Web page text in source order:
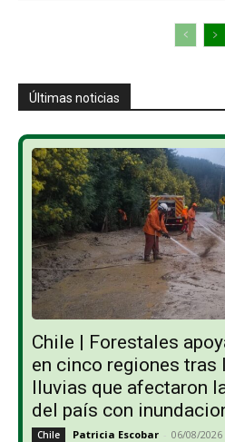
Últimas noticias
Chile | Forestales
en cinco regiones tras
lluvias que afectaron
del país con
Chile Patricia Escobar - 06/08/2026